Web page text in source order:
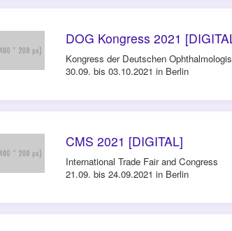
DOG Kongress 2021
Kongress der Deutschen
30.09. bis 03.10.2021 in Berlin
CMS 2021 [DIGITAL]
International Trade Fair and Congress
21.09. bis 24.09.2021 in Berlin